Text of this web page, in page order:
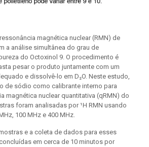
magnética nuclear (RMN) de
a análise simultânea do grau de
do Octoxinol 9. O procedimento é
pesar o produto juntamente com um
e dissolvê-lo em D₂O. Neste estudo,
de sódio como calibrante interno para
magnética nuclear quantitativa (qRMN) do
foram analisadas por ¹H RMN usando
100 MHz e 400 MHz.
e a coleta de dados para esses
em cerca de 10 minutos por